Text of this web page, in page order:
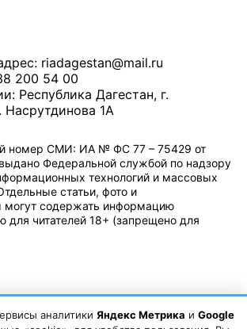
riadagestan@mail.ru
200 54 00
Республика Дагестан, г.
Насрутдинова 1А
номер СМИ: ИА № ФС 77 – 75429 от
Федеральной службой по надзору
технологий и массовых
статьи, фото и
могут содержать информацию
для читателей 18+ (запрещено для
аналитики Яндекс Метрика и Google